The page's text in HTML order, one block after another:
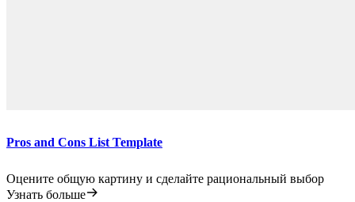
Pros and Cons List Template
Оцените общую картину и сделайте рациональный выбор
Узнать больше